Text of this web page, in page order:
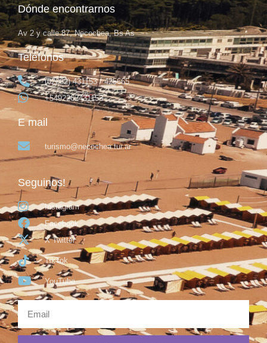
Dónde encontrarnos
Av 2 y calle 87, Necochea, Bs As
Teléfonos
(02262) 431153 / 425665
+5492262431153
E mail
turismo@necochea.tur.ar
Seguinos!
Instagram
Facebook
X Twitter
TikTok
YouTube